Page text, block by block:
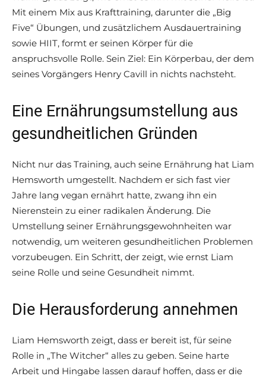
Mit einem Mix aus Krafttraining, darunter die „Big
Five“ Übungen, und zusätzlichem Ausdauertraining
sowie HIIT, formt er seinen Körper für die
anspruchsvolle Rolle. Sein Ziel: Ein Körperbau, der dem
seines Vorgängers Henry Cavill in nichts nachsteht.
Eine Ernährungsumstellung aus
gesundheitlichen Gründen
Nicht nur das Training, auch seine Ernährung hat Liam
Hemsworth umgestellt. Nachdem er sich fast vier
Jahre lang vegan ernährt hatte, zwang ihn ein
Nierenstein zu einer radikalen Änderung. Die
Umstellung seiner Ernährungsgewohnheiten war
notwendig, um weiteren gesundheitlichen Problemen
vorzubeugen. Ein Schritt, der zeigt, wie ernst Liam
seine Rolle und seine Gesundheit nimmt.
Die Herausforderung annehmen
Liam Hemsworth zeigt, dass er bereit ist, für seine
Rolle in „The Witcher“ alles zu geben. Seine harte
Arbeit und Hingabe lassen darauf hoffen, dass er die